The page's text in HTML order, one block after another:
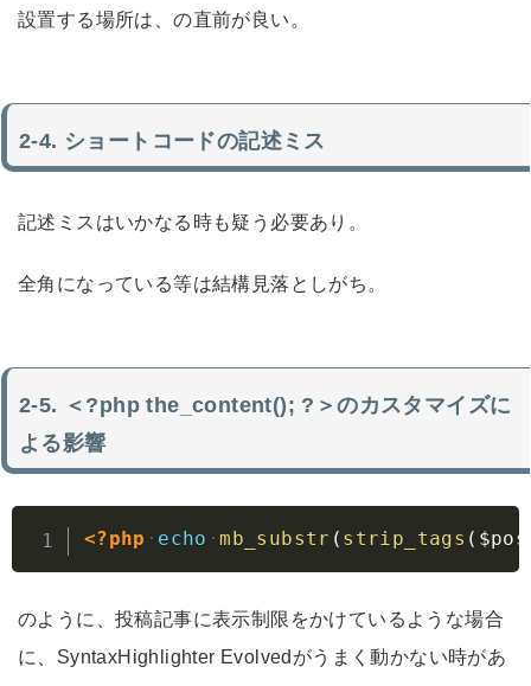
設置する場所は、の直前が良い。
ショートコードの記述ミス
記述ミスはいかなる時も疑う必要あり。
全角になっている等は結構見落としがち。
＜?php the_content(); ?＞のカスタマイズに
よる影響
<?php echo mb_substr ( strip_tags (Copy
のように、投稿記事に表示制限をかけているような場合
に、SyntaxHighlighter Evolvedがうまく動かない時があ